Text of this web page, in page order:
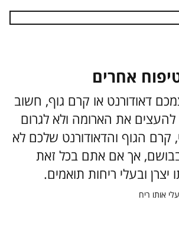
דאודורנט או קרם גוף, חשוב
את הארומה ולא לגרום
קרם הגוף והדאודורנט שלכם לא
אך אם אתם בכל זאת
ובעלי ריחות תואמים.